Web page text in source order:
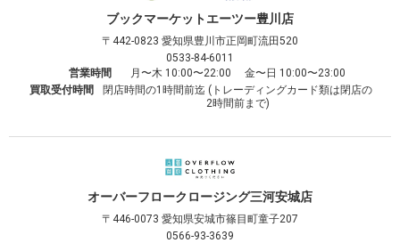
ブックマーケットエーツー豊川店
〒442-0823 愛知県豊川市正岡町流田520
0533-84-6011
営業時間
月〜木 10:00〜22:00 金〜日 10:00〜23:00
買取受付時間
閉店時間の1時間前迄 (トレーディングカード類は閉店の
2時間前まで)
オーバーフロークロージング三河安城店
〒446-0073 愛知県安城市篠目町童子207
0566-93-3639